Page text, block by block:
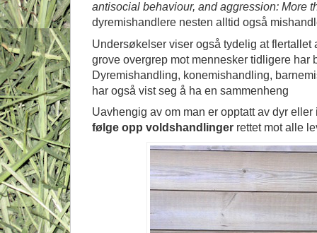
antisocial behaviour, and aggression: More
dyremishandlere nesten alltid også
Undersøkelser viser også tydelig at flertallet
grove overgrep mot mennesker tidligere har
Dyremishandling, konemishandling,
har også vist seg å ha en sammenheng
Uavhengig av om man er opptatt av dyr
følge opp voldshandlinger rettet mot alle